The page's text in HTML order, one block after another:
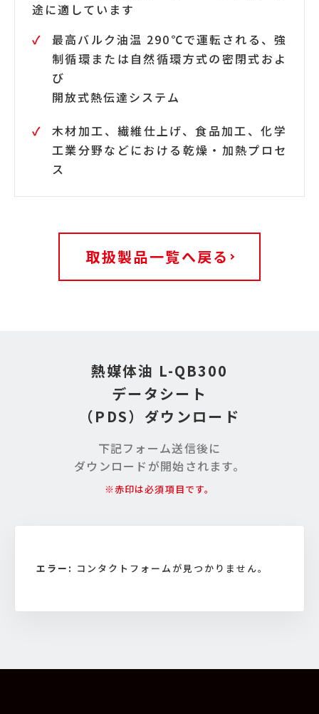
途に適しています
最高バルク油温 290℃で運転される、強
制循環または自然循環方式の密閉式およ
び
開放式熱伝達システム
木材加工、繊維仕上げ、食品加工、化学
工業分野などにおける乾燥・加熱プロセ
ス
取扱製品一覧へ戻る
熱媒体油 L-QB300
データシート
（PDS）ダウンロード
下記フォーム送信後に
ダウンロードが開始されます。
※赤印は必須項目です。
エラー: コンタクトフォームが見つかりません。